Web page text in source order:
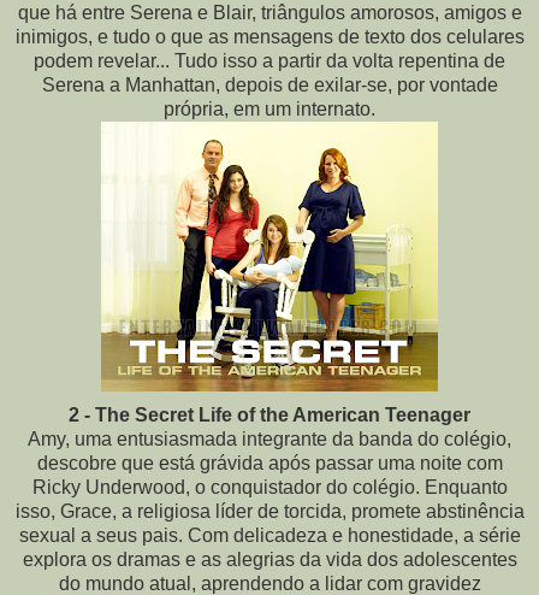
que há entre Serena e Blair, triângulos amorosos, amigos e
inimigos, e tudo o que as mensagens de texto dos celulares
podem revelar... Tudo isso a partir da volta repentina de
Serena a Manhattan, depois de exilar-se, por vontade
própria, em um internato.
2 - The Secret Life of the American Teenager
Amy, uma entusiasmada integrante da banda do colégio,
descobre que está grávida após passar uma noite com
Ricky Underwood, o conquistador do colégio. Enquanto
isso, Grace, a religiosa líder de torcida, promete abstinência
sexual a seus pais. Com delicadeza e honestidade, a série
explora os dramas e as alegrias da vida dos adolescentes
do mundo atual, aprendendo a lidar com gravidez